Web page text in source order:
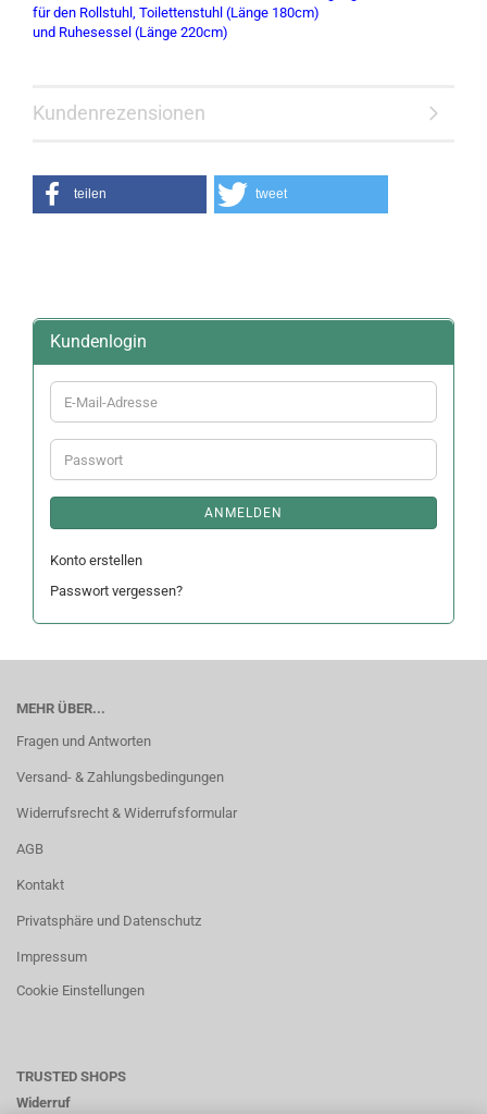
für den Rollstuhl, Toilettenstuhl (Länge 180cm)
und Ruhesessel (Länge 220cm)
Kundenrezensionen
teilen tweet
Kundenlogin
E-
Mail-
Adresse
Passwort
ANMELDEN
Konto erstellen
Passwort vergessen?
MEHR ÜBER...
Fragen und Antworten
Versand- & Zahlungsbedingungen
Widerrufsrecht & Widerrufsformular
AGB
Kontakt
Privatsphäre und Datenschutz
Impressum
Cookie Einstellungen
TRUSTED SHOPS
Widerruf